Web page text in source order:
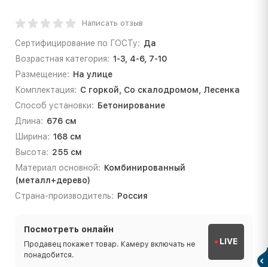
Написать отзыв
Сертифицирование по ГОСТу: Да
Возрастная категория: 1-3, 4-6, 7-10
Размещение: На улице
Комплектация: С горкой, Со скалодромом, Лесенка
Способ установки: Бетонирование
Длина: 676 см
Ширина: 168 см
Высота: 255 см
Материал основной: Комбинированный
(металл+дерево)
Страна-производитель: Россия
Посмотреть онлайн
Продавец покажет товар. Камеру включать не
понадобится.
LIVE